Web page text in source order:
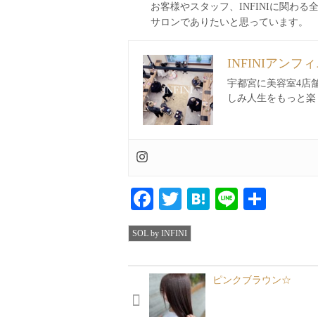
お客様やスタッフ、INFINIに関わる
サロンでありたいと思っています。
INFINIアンフィ
宇都宮に美容室4店
しみ人生をもっと
Facebook
TwitterHatena
Line
SOL by INFINI
ピンクブラウン☆